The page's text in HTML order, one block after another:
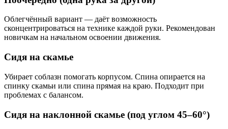
Облегчённый вариант — даёт возможность
сконцентрироваться на технике каждой руки. Рекомендован
новичкам на начальном освоении движения.
Сидя на скамье
Убирает соблазн помогать корпусом. Спина опирается на
спинку скамьи или спина прямая на краю. Подходит при
проблемах с балансом.
Сидя на наклонной скамье (под углом 45–60°)